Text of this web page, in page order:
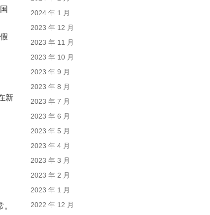
新
2024 年 1 月
2023 年 12 月
2023 年 11 月
2023 年 10 月
2023 年 9 月
2023 年 8 月
2023 年 7 月
2023 年 6 月
2023 年 5 月
2023 年 4 月
2023 年 3 月
2023 年 2 月
2023 年 1 月
2022 年 12 月